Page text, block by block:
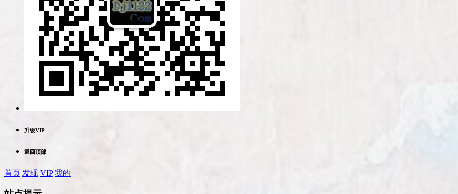
升级VIP
返回顶部
首页 发现 VIP 我的